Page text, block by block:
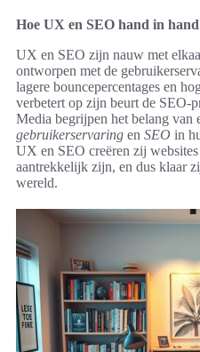
Hoe UX en SEO hand in
UX en SEO zijn nauw met
ontworpen met de
lagere bouncepercentages en
verbetert op zijn beurt de SEO-
Media begrijpen het belang van
gebruikerservaring en SEO in
UX en SEO creëren zij
aantrekkelijk zijn, en dus klaar
wereld.